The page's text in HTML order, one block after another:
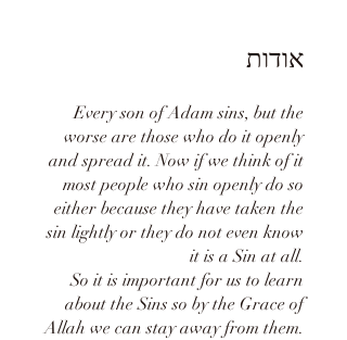
אודות
Every son of Adam sins, but the
worse are those who do it openly
and spread it. Now if we think of it
most people who sin openly do so
either because they have taken the
sin lightly or they do not even know
it is a Sin at all.
So it is important for us to learn
about the Sins so by the Grace of
Allah we can stay away from them.